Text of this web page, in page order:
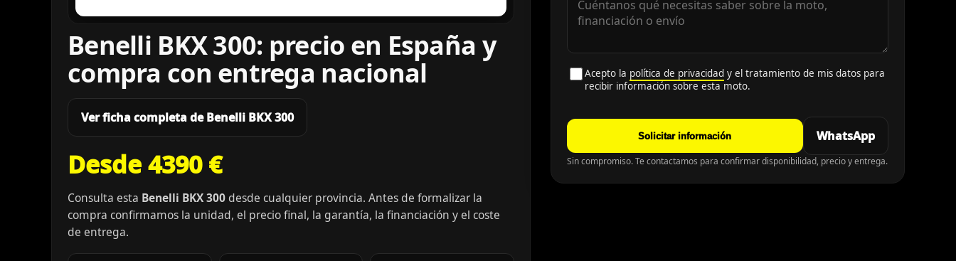
Benelli BKX 300: precio en España y
compra con entrega nacional
Ver ficha completa de Benelli BKX 300
Desde 4390 €
Consulta esta Benelli BKX 300 desde cualquier provincia. Antes de formalizar la
compra confirmamos la unidad, el precio final, la garantía, la financiación y el coste
de entrega.
Acepto la política de privacidady el tratamiento de mis datos para
recibir información sobre esta moto.
Solicitar información WhatsApp
Sin compromiso. Te contactamos para confirmar disponibilidad, precio y entrega.